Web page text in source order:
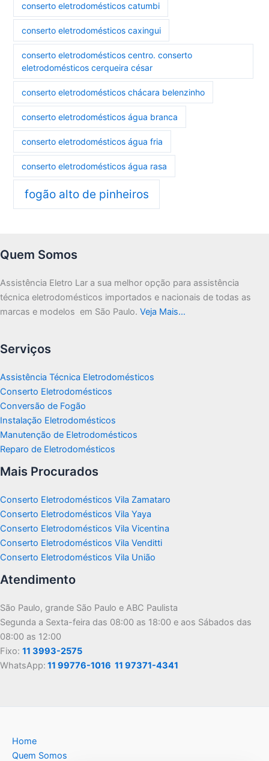
conserto eletrodomésticos catumbi
conserto eletrodomésticos caxingui
conserto eletrodomésticos centro. conserto
eletrodomésticos cerqueira césar
conserto eletrodomésticos chácara belenzinho
conserto eletrodomésticos água branca
conserto eletrodomésticos água fria
conserto eletrodomésticos água rasa
fogão alto de pinheiros
Quem Somos
Assistência Eletro Lar a sua melhor opção para assistência
técnica eletrodomésticos importados e nacionais de todas as
marcas e modelos em São Paulo. Veja Mais…
Serviços
Assistência Técnica Eletrodomésticos
Conserto Eletrodomésticos
Conversão de Fogão
Instalação Eletrodomésticos
Manutenção de Eletrodomésticos
Reparo de Eletrodomésticos
Mais Procurados
Conserto Eletrodomésticos Vila Zamataro
Conserto Eletrodomésticos Vila Yaya
Conserto Eletrodomésticos Vila Vicentina
Conserto Eletrodomésticos Vila Venditti
Conserto Eletrodomésticos Vila União
Atendimento
São Paulo, grande São Paulo e ABC Paulista
Segunda a Sexta-feira das 08:00 as 18:00 e aos Sábados das
08:00 as 12:00
Fixo: 11 3993-2575
WhatsApp: 11 99776-1016 11 97371-4341
Home
Quem Somos